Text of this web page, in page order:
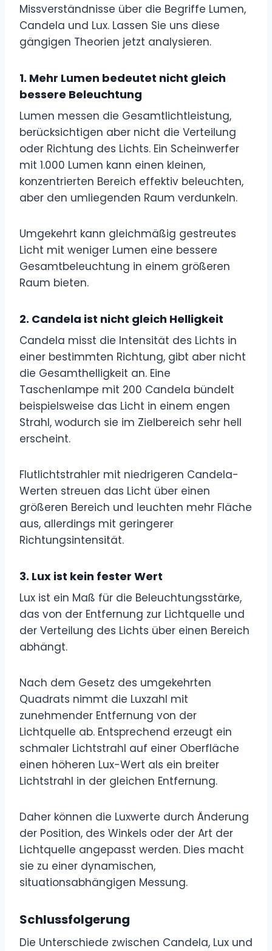
Missverständnisse über die Begriffe Lumen,
Candela und Lux. Lassen Sie uns diese
gängigen Theorien jetzt analysieren.
1. Mehr Lumen bedeutet nicht gleich
bessere Beleuchtung
Lumen messen die Gesamtlichtleistung,
berücksichtigen aber nicht die Verteilung
oder Richtung des Lichts. Ein Scheinwerfer
mit 1.000 Lumen kann einen kleinen,
konzentrierten Bereich effektiv beleuchten,
aber den umliegenden Raum verdunkeln.
Umgekehrt kann gleichmäßig gestreutes
Licht mit weniger Lumen eine bessere
Gesamtbeleuchtung in einem größeren
Raum bieten.
2. Candela ist nicht gleich Helligkeit
Candela misst die Intensität des Lichts in
einer bestimmten Richtung, gibt aber nicht
die Gesamthelligkeit an. Eine
Taschenlampe mit 200 Candela bündelt
beispielsweise das Licht in einem engen
Strahl, wodurch sie im Zielbereich sehr hell
erscheint.
Flutlichtstrahler mit niedrigeren Candela-
Werten streuen das Licht über einen
größeren Bereich und leuchten mehr Fläche
aus, allerdings mit geringerer
Richtungsintensität.
3. Lux ist kein fester Wert
Lux ist ein Maß für die Beleuchtungsstärke,
das von der Entfernung zur Lichtquelle und
der Verteilung des Lichts über einen Bereich
abhängt.
Nach dem Gesetz des umgekehrten
Quadrats nimmt die Luxzahl mit
zunehmender Entfernung von der
Lichtquelle ab. Entsprechend erzeugt ein
schmaler Lichtstrahl auf einer Oberfläche
einen höheren Lux-Wert als ein breiter
Lichtstrahl in der gleichen Entfernung.
Daher können die Luxwerte durch Änderung
der Position, des Winkels oder der Art der
Lichtquelle angepasst werden. Dies macht
sie zu einer dynamischen,
situationsabhängigen Messung.
Schlussfolgerung
Die Unterschiede zwischen Candela, Lux und